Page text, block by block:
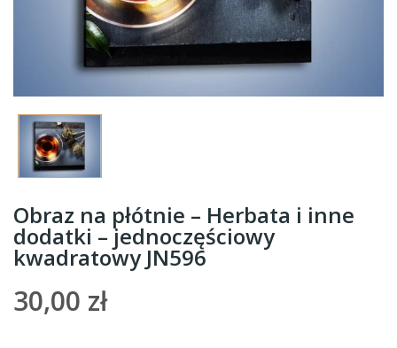
Obraz na płótnie – Herbata i inne
dodatki – jednoczęściowy
kwadratowy JN596
30,00 zł